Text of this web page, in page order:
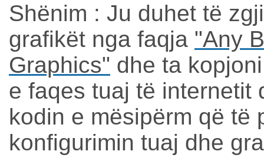
Shënim : Ju duhet të
grafikët nga faqja "Any
Graphics" dhe ta
e faqes tuaj të internetit
kodin e mësipërm që të
konfigurimin tuaj dhe